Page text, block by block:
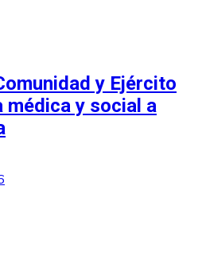
y Ejército
médica y social a